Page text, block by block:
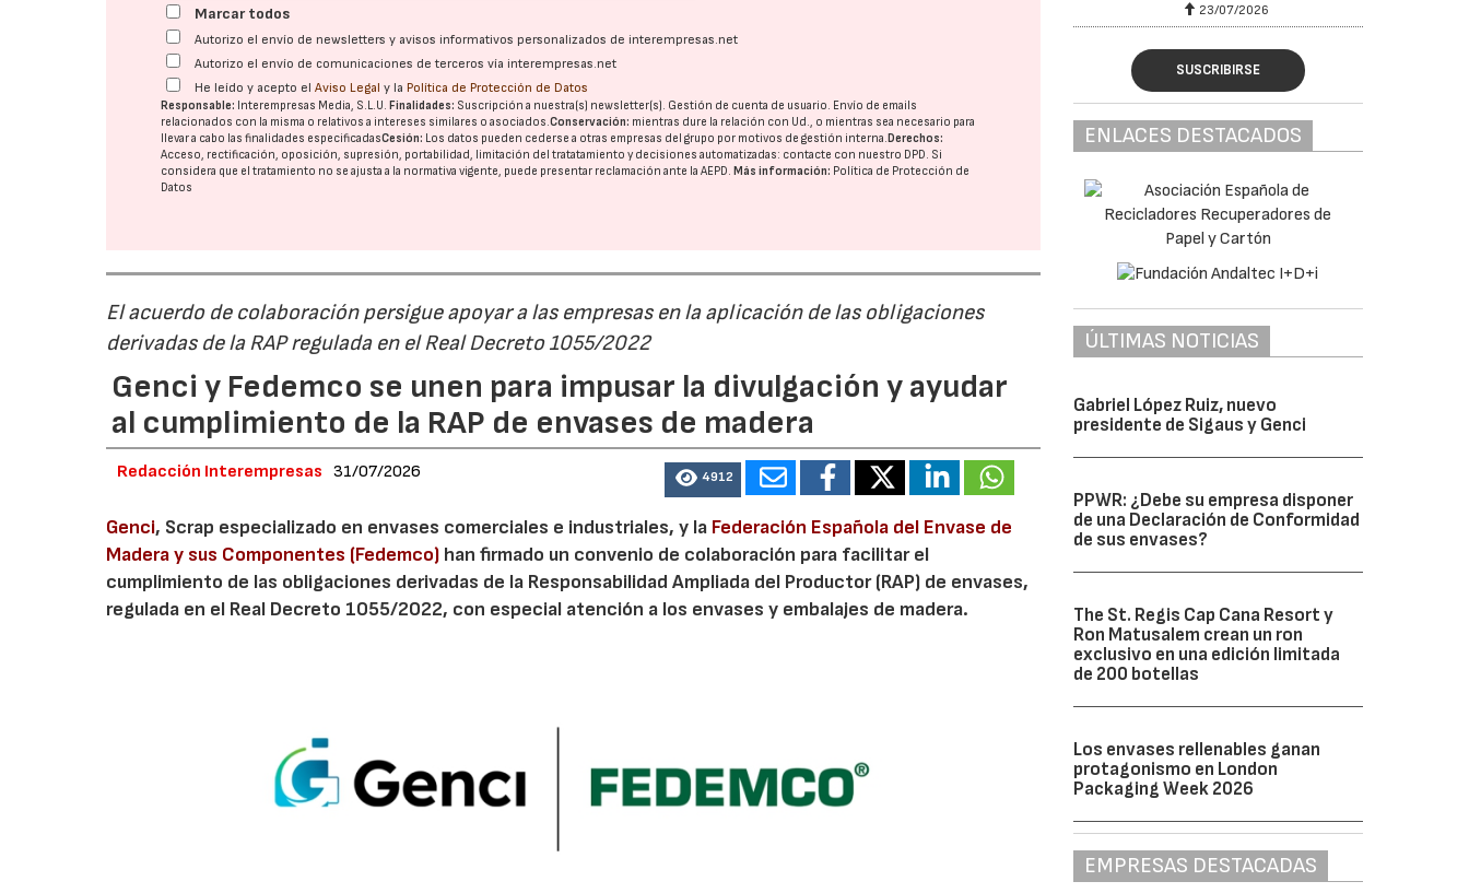
Marcar todos
Autorizo el envío de newsletters y avisos informativos personalizados de interempresas.net
Autorizo el envío de comunicaciones de terceros vía interempresas.net
He leído y acepto elAviso Legal y la Política de Protección de Datos
Responsable: Interempresas Media, S.L.U. Finalidades: Suscripción a nuestra(s) newsletter(s). Gestión de cuenta de usuario. Envío de emails
relacionados con la misma o relativos a intereses similares o asociados.Conservación: mientras dure la relación con Ud., o mientras sea necesario para
llevar a cabo las finalidades especificadasCesión: Los datos pueden cederse a otras empresas del grupo por motivos de gestión interna. Derechos:
Acceso, rectificación, oposición, supresión, portabilidad, limitación del tratatamiento y decisiones automatizadas: contacte con nuestro DPD. Si
considera que el tratamiento no se ajusta a la normativa vigente, puede presentar reclamación ante laAEPD. Más información: Política de Protección de
Datos
El acuerdo de colaboración persigue apoyar a las empresas en la aplicación de las obligaciones
derivadas de la RAP regulada en el Real Decreto 1055/2022
Genci y Fedemco se unen para impusar la divulgación y ayudar
al cumplimiento de la RAP de envases de madera
Redacción Interempresas 31/07/2026 4912
Genci, Scrap especializado en envases comerciales e industriales, y la Federación Española del Envase de
Madera y sus Componentes (Fedemco) han firmado un convenio de colaboración para facilitar el
cumplimiento de las obligaciones derivadas de la Responsabilidad Ampliada del Productor (RAP) de envases,
regulada en el Real Decreto 1055/2022, con especial atención a los envases y embalajes de madera.
23/07/2026
SUSCRIBIRSE
ENLACES DESTACADOS
ÚLTIMAS NOTICIAS
Gabriel López Ruiz, nuevo
presidente de Sigaus y Genci
PPWR: ¿Debe su empresa disponer
de una Declaración de Conformidad
de sus envases?
The St. Regis Cap Cana Resort y
Ron Matusalem crean un ron
exclusivo en una edición limitada
de 200 botellas
Los envases rellenables ganan
protagonismo en London
Packaging Week 2026
EMPRESAS DESTACADAS